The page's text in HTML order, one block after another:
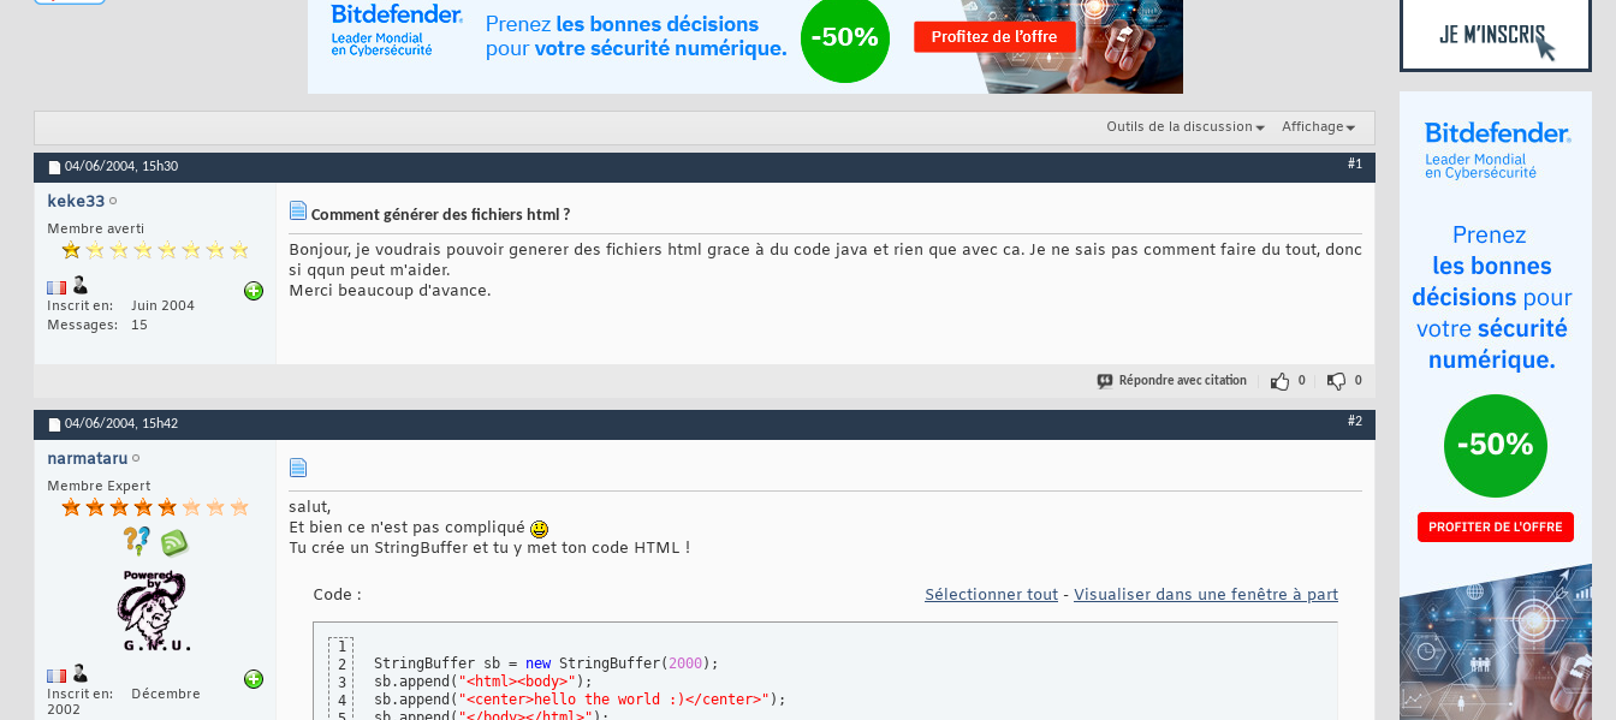
Outils de la discussion Affichage
04/06/2004, 15h30 #1
keke33
Membre averti
Inscrit en
Juin 2004
Messages
15
Comment générer des fichiers html ?
Bonjour, je voudrais pouvoir generer des fichiers html grace à du code java et rien que avec ca. Je ne sais pas comment faire du tout, donc
si qqun peut m'aider.
Merci beaucoup d'avance.
Répondre avec citation 0 0
04/06/2004, 15h42 #2
narmataru
Membre Expert
Inscrit en
Décembre
2002
salut,
Et bien ce n'est pas compliqué
Tu crée un StringBuffer et tu y met ton code HTML !
Code : Sélectionner tout - Visualiser dans une fenêtre à part
1
2
3
4
StringBuffer sb = new StringBuffer( 2000) ;
sb.append ( "<html><body>" ) ;
sb.append ( "<center>hello the world :)</center>" ) ;